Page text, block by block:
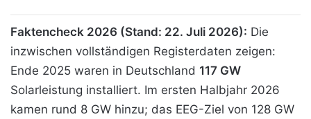
Faktencheck 2026 (Stand: 22. Juli 2026): Die
inzwischen vollständigen Registerdaten zeigen:
Ende 2025 waren in Deutschland 117 GW
Solarleistung installiert. Im ersten Halbjahr 2026
kamen rund 8 GW hinzu; das EEG-Ziel von 128 GW